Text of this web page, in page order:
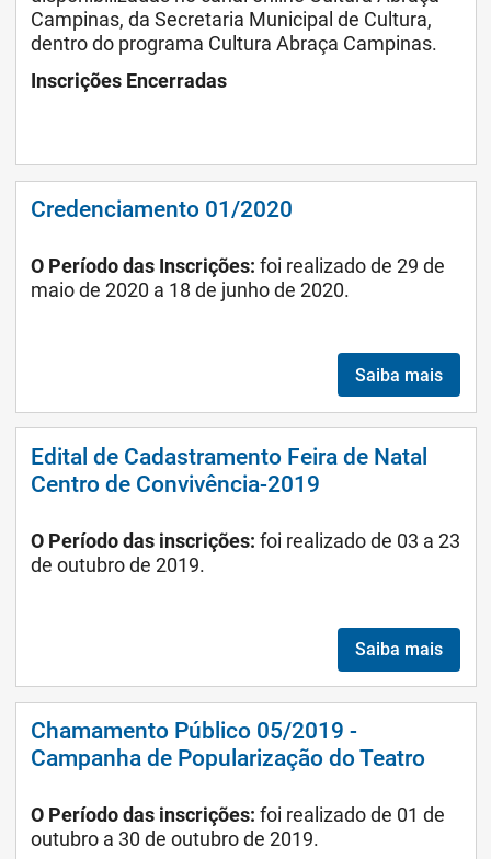
Campinas, da Secretaria Municipal de Cultura,
dentro do programa Cultura Abraça Campinas.
Inscrições Encerradas
Credenciamento 01/2020
O Período das Inscrições: foi realizado de 29 de
maio de 2020 a 18 de junho de 2020.
Saiba mais
Edital de Cadastramento Feira de Natal
Centro de Convivência-2019
O Período das inscrições: foi realizado de 03 a 23
de outubro de 2019.
Saiba mais
Chamamento Público 05/2019 -
Campanha de Popularização do Teatro
O Período das inscrições: foi realizadode 01 de
outubro a 30 de outubro de 2019.